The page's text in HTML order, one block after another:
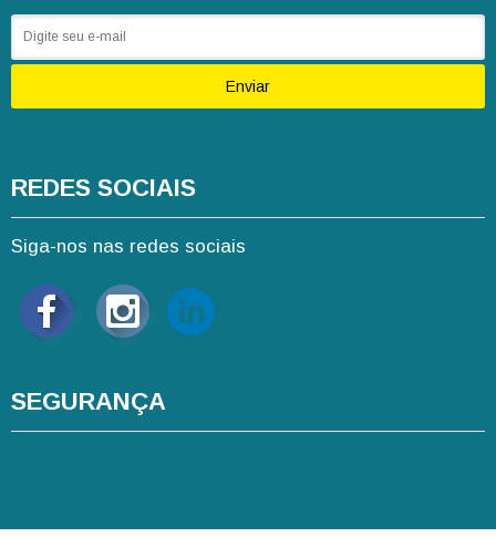
Enviar
REDES SOCIAIS
Siga-nos nas redes sociais
SEGURANÇA